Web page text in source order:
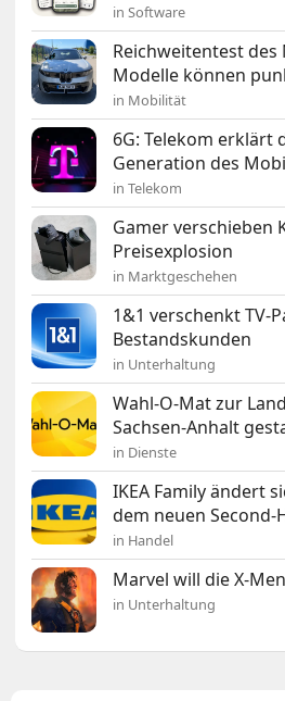
in Software
Reichweitentest des
Modelle können
in Mobilität
6G: Telekom erklärt
Generation des
in Telekom
Gamer verschieben
Preisexplosion
in Marktgeschehen
1&1 verschenkt TV-
Bestandskunden
in Unterhaltung
Wahl-O-Mat zur
Sachsen-Anhalt
in Dienste
IKEA Family ändert
dem neuen
in Handel
Marvel will die X-
in Unterhaltung